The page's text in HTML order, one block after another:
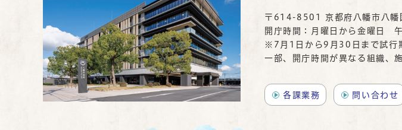
〒614-8501 京都府八幡市八幡
開庁時間：月曜日から金曜日
※7月1日から9月30日まで試行
一部、開庁時間が異なる組織、
各課業務 問い合わせ